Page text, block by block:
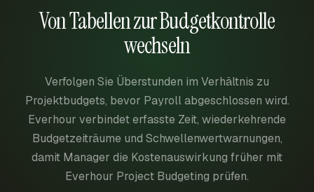
Von Tabellen zur Budgetkontrolle
wechseln
Verfolgen Sie Überstunden im Verhältnis zu
Projektbudgets, bevor Payroll abgeschlossen wird.
Everhour verbindet erfasste Zeit, wiederkehrende
Budgetzeiträume und Schwellenwertwarnungen,
damit Manager die Kostenauswirkung früher mit
Everhour Project Budgeting prüfen.